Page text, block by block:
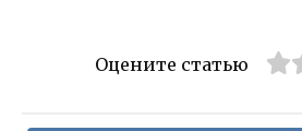
Оцените статью